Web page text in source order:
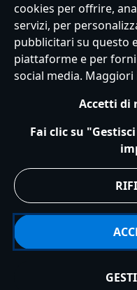
Aggiungi
Servizio Clienti Termini
Normativa Europea sul
Informativa sulla privacy
Informativa sulla privacy UE
Gestisci le impostazioni dei
cookies per offrire,
servizi, per
pubblicitari su questo
piattaforme e per
social media.
Accetti di
Fai clic su